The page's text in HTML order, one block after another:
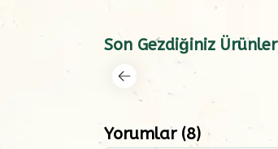
Son Gezdiğiniz Ürünler
Yorumlar(8)